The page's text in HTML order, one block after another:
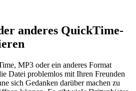
anderes QuickTime-
MP3 oder ein anderes Format
Datei problemlos mit Ihren Freunden
sich Gedanken darüber machen zu